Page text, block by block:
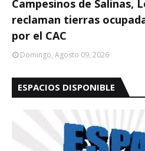
Campesinos de Salinas,
reclaman tierras
por el CAC
Domingo, Agosto 09, 2026
ESPACIOS DISPONIBLE